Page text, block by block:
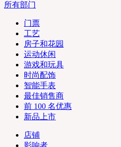
所有部门
门票
工艺
房子和花园
运动休闲
游戏和玩具
时尚配饰
智能手表
最佳销售商
前 100 名优惠
新品上市
店铺
影响者